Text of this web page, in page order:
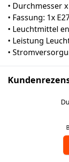
• Durchmesser
• Fassung: 1x
• Leuchtmittel
• Leistung
•